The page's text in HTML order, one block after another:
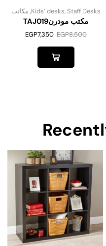
Kids’ desks,Staff Desks
, مكاتب
مكتب مودرنTAJ019
EGP8,500
EGP7,350